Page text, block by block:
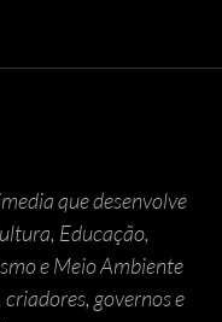
que desenvolve
Educação,
e Meio Ambiente
governos e